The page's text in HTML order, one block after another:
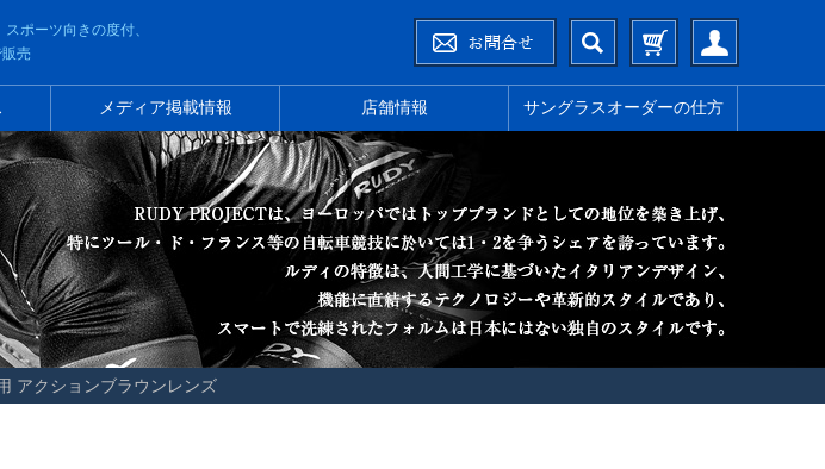
ポーツ向きの度付、
売
メディア掲載情報 店舗情報 サングラスオーダーの仕方
アクションブラウンレンズ